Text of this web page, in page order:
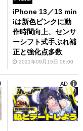
iPhone 13／13 min
iは新色ピンクに動
作時間向上、センサ
ーシフト式手ぶれ補
正と強化点多数
2021年09月15日 06:00
AD